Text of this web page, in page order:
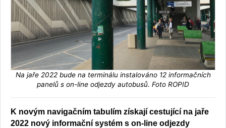
Na jaře 2022 bude na terminálu instalováno 12 informačních
panelů s on-line odjezdy autobusů. Foto ROPID
K novým navigačním tabulím získají cestující na jaře
2022 nový informační systém s on-line odjezdy